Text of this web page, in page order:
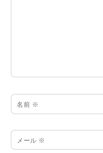
名前 ※
メール ※